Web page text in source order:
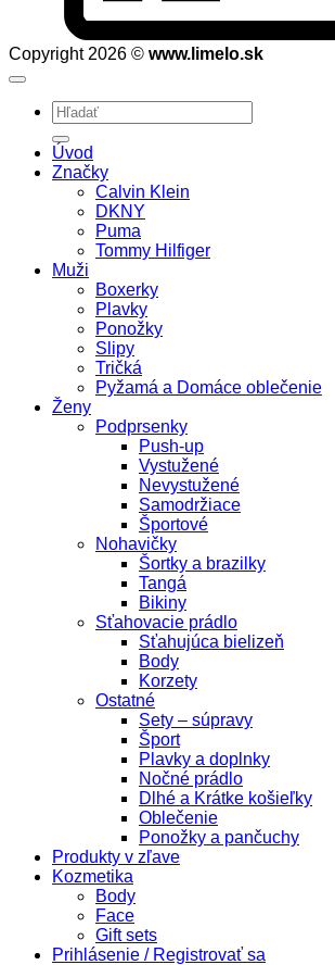
Copyright 2026 © www.limelo.sk
Hľadať:
Úvod
Značky
Calvin Klein
DKNY
Puma
Tommy Hilfiger
Muži
Boxerky
Plavky
Ponožky
Slipy
Tričká
Pyžamá a Domáce oblečenie
Ženy
Podprsenky
Push-up
Vystužené
Nevystužené
Samodržiace
Športové
Nohavičky
Šortky a brazilky
Tangá
Bikiny
Sťahovacie prádlo
Sťahujúca bielizeň
Body
Korzety
Ostatné
Sety – súpravy
Šport
Plavky a doplnky
Nočné prádlo
Dlhé a Krátke košieľky
Oblečenie
Ponožky a pančuchy
Produkty v zľave
Kozmetika
Body
Face
Gift sets
Prihlásenie / Registrovať sa